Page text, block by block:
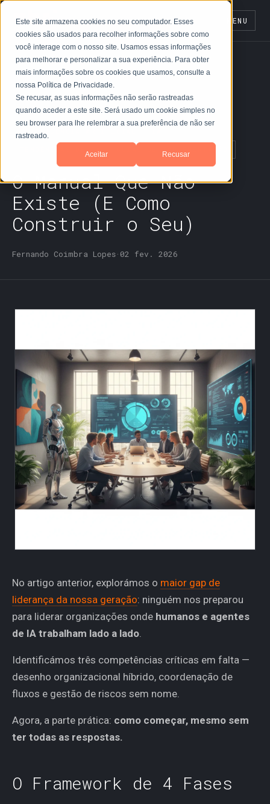
Este site armazena cookies no seu computador. Esses
cookies são usados para recolher informações sobre como
você interage com o nosso site. Usamos essas informações
para melhorar e personalizar a sua experiência. Para obter
mais informações sobre os cookies que usamos, consulte a
nossa Política de Privacidade.
Se recusar, as suas informações não serão rastreadas
quando aceder a este site. Será usado um cookie simples no
seu browser para lhe relembrar a sua preferência de não ser
rastreado.
Aceitar Recusar
MENU
← Blog
INTELIGÊNCIA ARTIFICIAL - IA
TENDÊNCIAS DE IA
GUIAS DE IMPLEMENTAÇÃO
O Manual Que Não
Existe (E Como
Construir o Seu)
Fernando Coimbra Lopes· 02 fev. 2026
No artigo anterior, explorámos o maior gap de
liderança da nossa geração: ninguém nos preparou
para liderar organizações onde humanos e agentes
de IA trabalham lado a lado.
Identificámos três competências críticas em falta —
desenho organizacional híbrido, coordenação de
fluxos e gestão de riscos sem nome.
Agora, a parte prática: como começar, mesmo sem
ter todas as respostas.
O Framework de 4 Fases